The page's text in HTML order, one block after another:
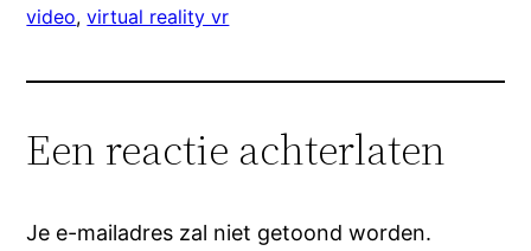
video, virtual reality vr
Een reactie achterlaten
Je e-mailadres zal niet getoond worden.